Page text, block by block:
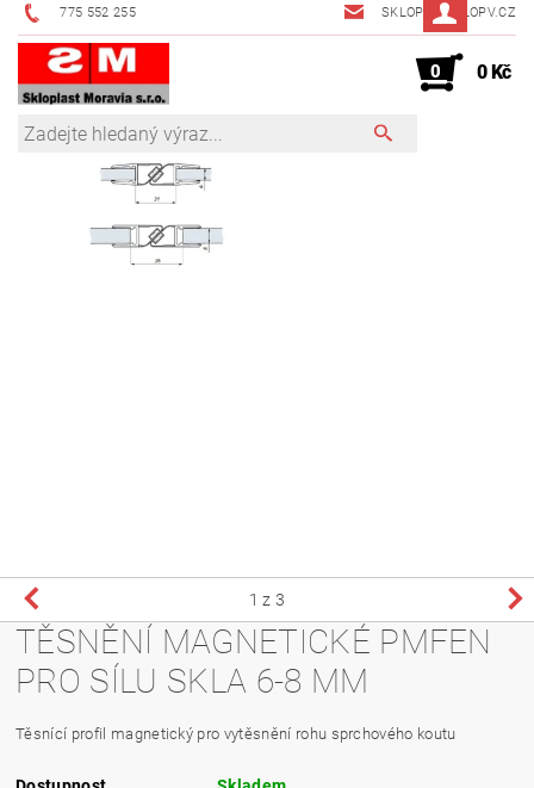
775 552 255 SKLOPV@SKLOPV.CZ
0 0 Kč
1 z 3
TĚSNĚNÍ MAGNETICKÉ PMFEN
PRO SÍLU SKLA 6-8 MM
Těsnící profil magnetický pro vytěsnění rohu sprchového koutu